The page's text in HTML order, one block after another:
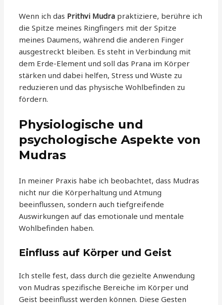
Wenn ich das Prithvi Mudra praktiziere, berühre ich
die Spitze meines Ringfingers mit der Spitze
meines Daumens, während die anderen Finger
ausgestreckt bleiben. Es steht in Verbindung mit
dem Erde-Element und soll das Prana im Körper
stärken und dabei helfen, Stress und Wüste zu
reduzieren und das physische Wohlbefinden zu
fördern.
Physiologische und
psychologische Aspekte von
Mudras
In meiner Praxis habe ich beobachtet, dass Mudras
nicht nur die Körperhaltung und Atmung
beeinflussen, sondern auch tiefgreifende
Auswirkungen auf das emotionale und mentale
Wohlbefinden haben.
Einfluss auf Körper und Geist
Ich stelle fest, dass durch die gezielte Anwendung
von Mudras spezifische Bereiche im Körper und
Geist beeinflusst werden können. Diese Gesten